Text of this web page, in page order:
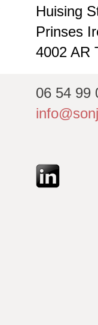
Huising
Prinses
4002 AR
06 54 99